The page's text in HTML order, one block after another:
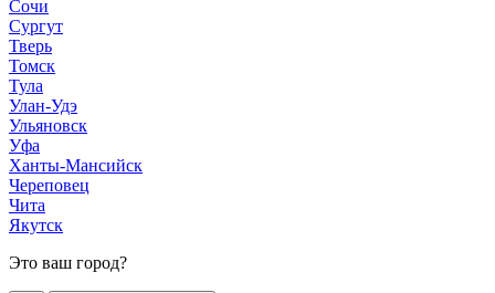
Сочи
Сургут
Тверь
Томск
Тула
Улан-Удэ
Ульяновск
Уфа
Ханты-Мансийск
Череповец
Чита
Якутск
Это ваш город?